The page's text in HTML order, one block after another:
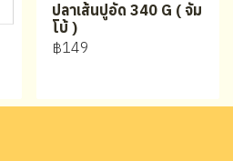
ปลาเส้นปูอัด 340 G ( จัม
โบ้ )
฿149